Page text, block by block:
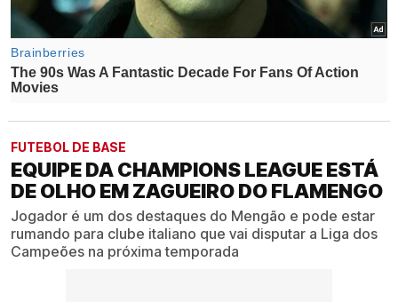
FUTEBOL DE BASE
EQUIPE DA CHAMPIONS LEAGUE ESTÁ
DE OLHO EM ZAGUEIRO DO FLAMENGO
Jogador é um dos destaques do Mengão e pode estar
rumando para clube italiano que vai disputar a Liga dos
Campeões na próxima temporada